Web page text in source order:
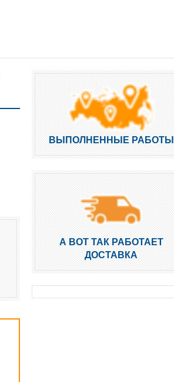
ВЫПОЛНЕННЫЕ РАБОТЫ
А ВОТ ТАК РАБОТАЕТ
ДОСТАВКА